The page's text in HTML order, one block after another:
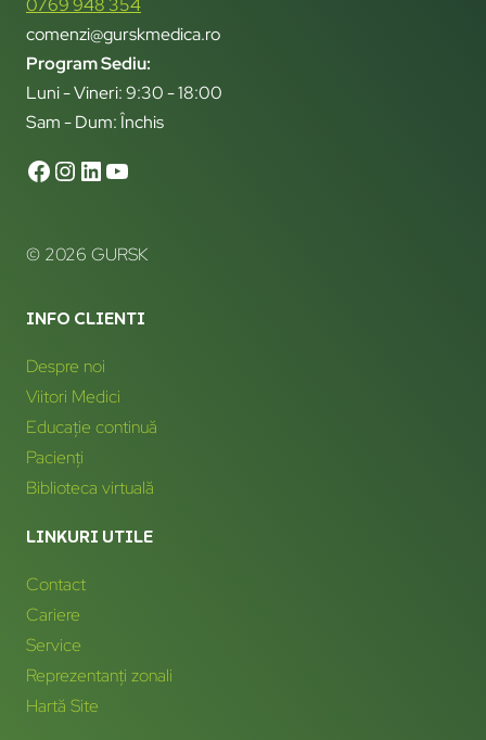
0769 948 354
comenzi@gurskmedica.ro
Program Sediu:
Luni - Vineri: 9:30 - 18:00
Sam - Dum: Închis
© 2026 GURSK
INFO CLIENTI
Despre noi
Viitori Medici
Educație continuă
Pacienți
Biblioteca virtuală
LINKURI UTILE
Contact
Cariere
Service
Reprezentanți zonali
Hartă Site